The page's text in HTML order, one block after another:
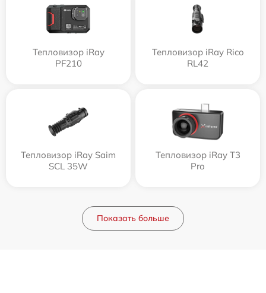
Тепловизор iRay
PF210
Тепловизор iRay Rico
RL42
Тепловизор iRay Saim
SCL 35W
Тепловизор iRay T3
Pro
Показать больше